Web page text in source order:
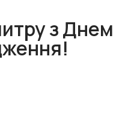
з Днем